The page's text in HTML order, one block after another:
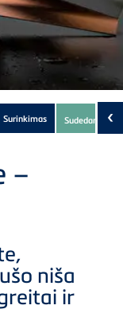
Surinkimas Sudedamosios
‹
–
niša
ir